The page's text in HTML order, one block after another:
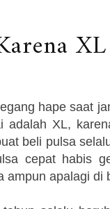
hape saat
adalah XL,
beli pulsa
cepat habis
ampun apalagi di